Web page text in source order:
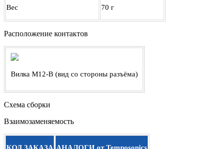
Вес 70 г
Расположение контактов
Вилка М12-B (вид со стороны разъёма)
Схема сборки
Взаимозаменяемость